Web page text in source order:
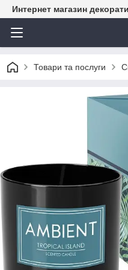
Интернет магазин
Товари та послуги